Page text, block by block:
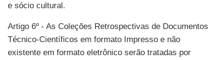
e sócio cultural.
Artigo 6º - As Coleções Retrospectivas de Documentos
Técnico-Científicos em formato Impresso e não
existente em formato eletrônico serão tratadas por